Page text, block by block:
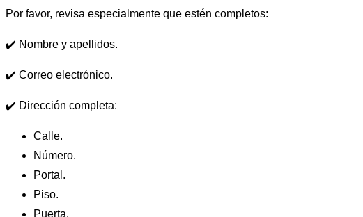
Por favor, revisa especialmente que estén completos:
✔️ Nombre y apellidos.
✔️ Correo electrónico.
✔️ Dirección completa:
Calle.
Número.
Portal.
Piso.
Puerta.